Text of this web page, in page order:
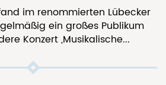
im renommierten Lübecker
ein großes Publikum
Konzert „Musikalische...